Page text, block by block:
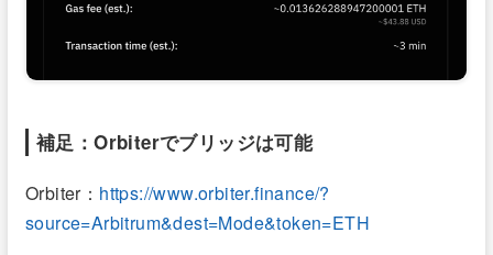
補足：Orbiterでブリッジは可能
Orbiter： https://www.orbiter.finance/?
source=Arbitrum&dest=Mode&token=ETH